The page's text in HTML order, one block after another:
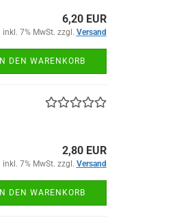
6,20 EUR
inkl. 7% MwSt. zzgl. Versand
IN DEN WARENKORB
2,80 EUR
inkl. 7% MwSt. zzgl. Versand
IN DEN WARENKORB